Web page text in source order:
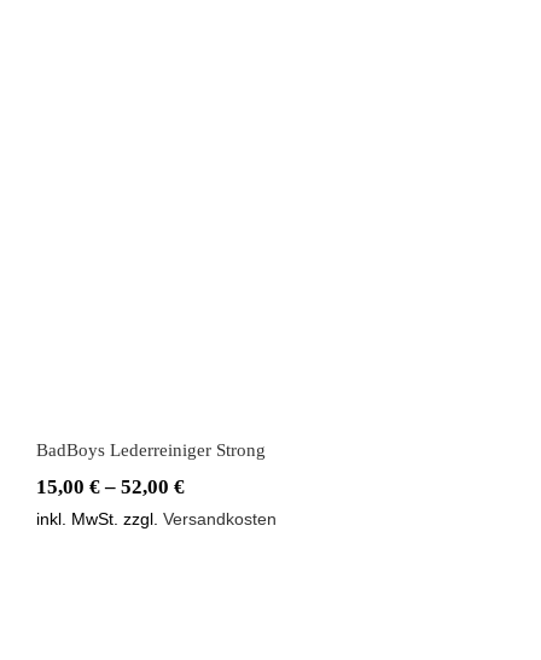
BadBoys Lederreiniger Strong
15,00 €– 52,00 €
inkl. MwSt. zzgl. Versandkosten